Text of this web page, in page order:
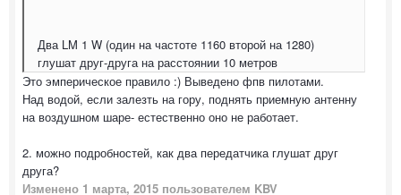
Два LM 1 W (один на частоте 1160 второй на 1280)
глушат друг-друга на расстоянии 10 метров
Это эмперическое правило :) Выведено фпв пилотами.
Над водой, если залезть на гору, поднять приемную антенну
на воздушном шаре- естественно оно не работает.
2. можно подробностей, как два передатчика глушат друг
друга?
Изменено 1 марта, 2015 пользователем KBV